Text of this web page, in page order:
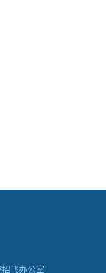
飞办公室